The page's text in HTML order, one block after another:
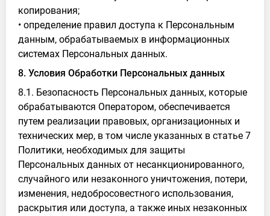
копирования;
• определение правил доступа к Персональным
данным, обрабатываемых в информационных
системах Персональных данных.
8. Условия Обработки Персональных данных
8.1. Безопасность Персональных данных, которые
обрабатываются Оператором, обеспечивается
путем реализации правовых, организационных и
технических мер, в том числе указанных в статье 7
Политики, необходимых для защиты
Персональных данных от несанкционированного,
случайного или незаконного уничтожения, потери,
изменения, недобросовестного использования,
раскрытия или доступа, а также иных незаконных